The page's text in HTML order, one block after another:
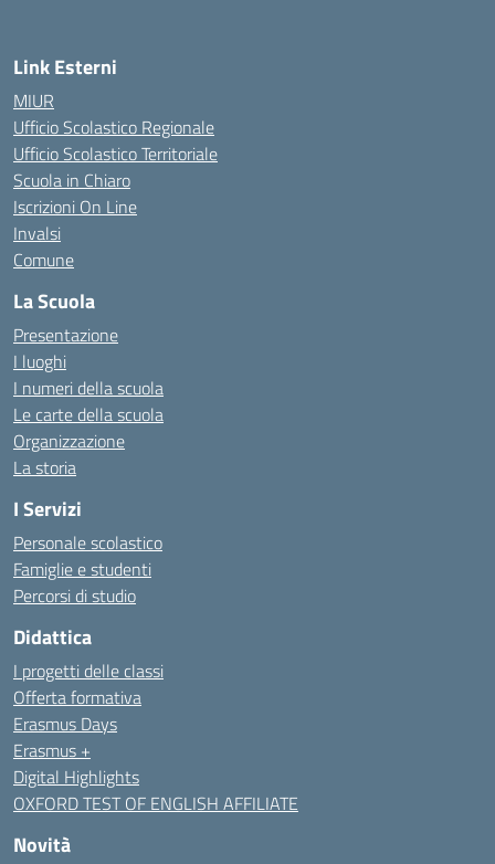
Link Esterni
MIUR
Ufficio Scolastico Regionale
Ufficio Scolastico Territoriale
Scuola in Chiaro
Iscrizioni On Line
Invalsi
Comune
La Scuola
Presentazione
I luoghi
I numeri della scuola
Le carte della scuola
Organizzazione
La storia
I Servizi
Personale scolastico
Famiglie e studenti
Percorsi di studio
Didattica
I progetti delle classi
Offerta formativa
Erasmus Days
Erasmus +
Digital Highlights
OXFORD TEST OF ENGLISH AFFILIATE
Novità